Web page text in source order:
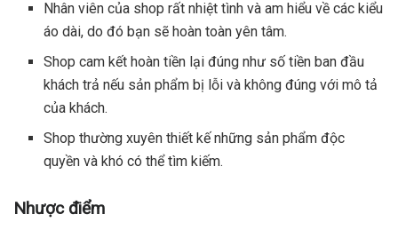
Nhân viên của shop rất nhiệt tình và am hiểu về các kiểu
áo dài, do đó bạn sẽ hoàn toàn yên tâm.
Shop cam kết hoàn tiền lại đúng như số tiền ban đầu
khách trả nếu sản phẩm bị lỗi và không đúng với mô tả
của khách.
Shop thường xuyên thiết kế những sản phẩm độc
quyền và khó có thể tìm kiếm.
Nhược điểm